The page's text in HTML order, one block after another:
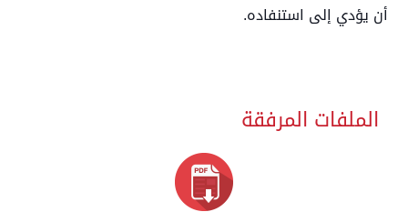
أن يؤدي إلى استنفاده.
الملفات المرفقة